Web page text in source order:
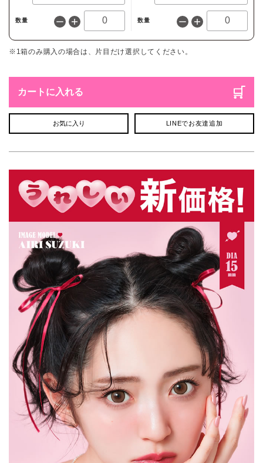
数量 数量
※1箱のみ購入の場合は、片目だけ選択してください。
カートに入れる
お気に入り LINEでお友達追加